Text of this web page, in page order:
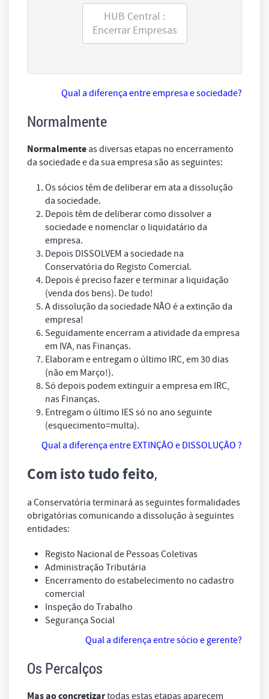
HUB Central :
Encerrar Empresas
Qual a diferença entre empresa e sociedade?
Normalmente
Normalmente as diversas etapas no encerramento
da sociedade e da sua empresa são as seguintes:
Os sócios têm de deliberar em ata a dissolução
da sociedade.
Depois têm de deliberar como dissolver a
sociedade e nomenclar o liquidatário da
empresa.
Depois DISSOLVEM a sociedade na
Conservatória do Registo Comercial.
Depois é preciso fazer e terminar a liquidação
(venda dos bens). De tudo!
A dissolução da sociedade NÃO é a extinção da
empresa!
Seguidamente encerram a atividade da empresa
em IVA, nas Finanças.
Elaboram e entregam o último IRC, em 30 dias
(não em Março!).
Só depois podem extinguir a empresa em IRC,
nas Finanças.
Entregam o último IES só no ano seguinte
(esquecimento=multa).
Qual a diferença entre EXTINÇÂO e DISSOLUÇÂO ?
Com isto tudo feito,
a Conservatória terminará as seguintes formalidades
obrigatórias comunicando a dissolução à seguintes
entidades:
Registo Nacional de Pessoas Coletivas
Administração Tributária
Encerramento do estabelecimento no cadastro
comercial
Inspeção do Trabalho
Segurança Social
Qual a diferença entre sócio e gerente?
Os Percalços
Mas ao concretizartodas estas etapas aparecem